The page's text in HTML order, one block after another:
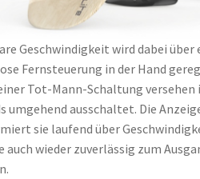
Geschwindigkeit wird dabei über
Fernsteuerung in der Hand
Tot-Mann-Schaltung versehen
umgehend ausschaltet. Die
sie laufend über
auch wieder zuverlässig zum